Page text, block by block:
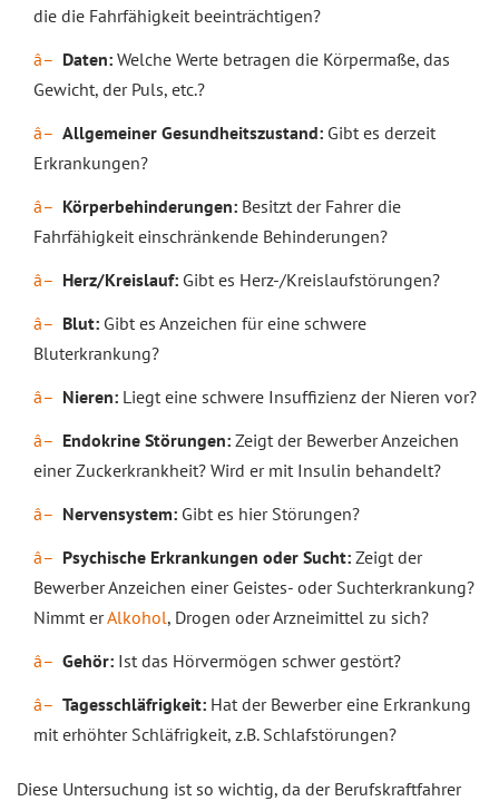
die die Fahrfähigkeit beeinträchtigen?
Daten: Welche Werte betragen die Körpermaße, das
Gewicht, der Puls, etc.?
Allgemeiner Gesundheitszustand: Gibt es derzeit
Erkrankungen?
Körperbehinderungen: Besitzt der Fahrer die
Fahrfähigkeit einschränkende Behinderungen?
Herz/Kreislauf: Gibt es Herz-/Kreislaufstörungen?
Blut: Gibt es Anzeichen für eine schwere
Bluterkrankung?
Nieren: Liegt eine schwere Insuffizienz der Nieren vor?
Endokrine Störungen: Zeigt der Bewerber Anzeichen
einer Zuckerkrankheit? Wird er mit Insulin behandelt?
Nervensystem: Gibt es hier Störungen?
Psychische Erkrankungen oder Sucht: Zeigt der
Bewerber Anzeichen einer Geistes- oder Suchterkrankung?
Nimmt erAlkohol, Drogen oder Arzneimittel zu sich?
Gehör: Ist das Hörvermögen schwer gestört?
Tagesschläfrigkeit: Hat der Bewerber eine Erkrankung
mit erhöhter Schläfrigkeit, z.B. Schlafstörungen?
Diese Untersuchung ist so wichtig, da der Berufskraftfahrer